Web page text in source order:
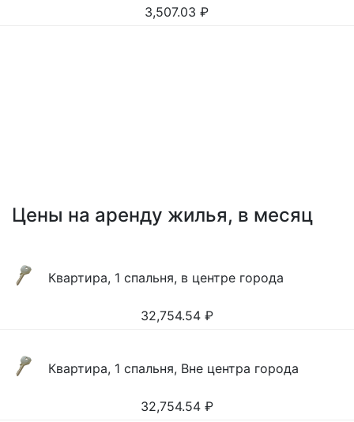
3,507.03 ₽
Цены на аренду жилья, в месяц
Квартира, 1 спальня, в центре города
32,754.54 ₽
Квартира, 1 спальня, Вне центра города
32,754.54 ₽